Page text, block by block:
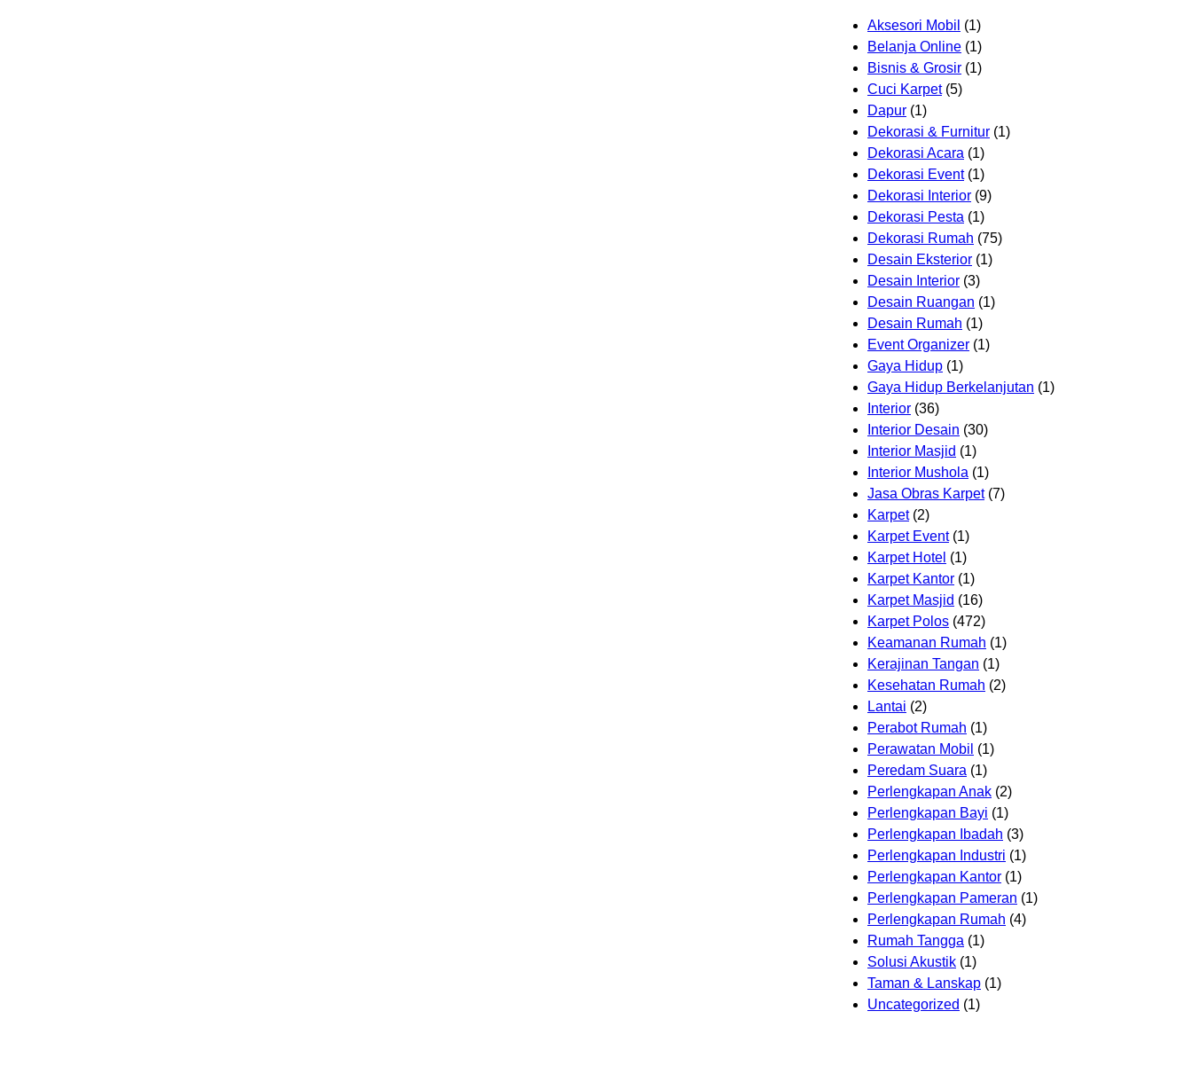
Aksesori Mobil (1)
Belanja Online (1)
Bisnis & Grosir (1)
Cuci Karpet(5)
Dapur (1)
Dekorasi & Furnitur (1)
Dekorasi Acara (1)
Dekorasi Event(1)
Dekorasi Interior (9)
Dekorasi Pesta (1)
Dekorasi Rumah (75)
Desain Eksterior (1)
Desain Interior (3)
Desain Ruangan (1)
Desain Rumah (1)
Event Organizer (1)
Gaya Hidup (1)
Gaya Hidup Berkelanjutan (1)
Interior (36)
Interior Desain (30)
Interior Masjid (1)
Interior Mushola (1)
Jasa Obras Karpet(7)
Karpet(2)
Karpet Event(1)
Karpet Hotel (1)
Karpet Kantor (1)
Karpet Masjid (16)
Karpet Polos (472)
Keamanan Rumah (1)
Kerajinan Tangan (1)
Kesehatan Rumah (2)
Lantai (2)
Perabot Rumah (1)
Perawatan Mobil (1)
Peredam Suara (1)
Perlengkapan Anak (2)
Perlengkapan Bayi (1)
Perlengkapan Ibadah (3)
Perlengkapan Industri (1)
Perlengkapan Kantor (1)
Perlengkapan Pameran (1)
Perlengkapan Rumah (4)
Rumah Tangga (1)
Solusi Akustik (1)
Taman & Lanskap (1)
Uncategorized (1)